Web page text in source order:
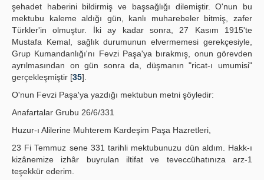
şehadet haberini bildirmiş ve başsağlığı dilemiştir. O'nun bu
mektubu kaleme aldığı gün, kanlı muharebeler bitmiş, zafer
Türkler'in olmuştur. İki ay kadar sonra, 27 Kasım 1915'te
Mustafa Kemal, sağlık durumunun elvermemesi gerekçesiyle,
Grup Kumandanlığı'nı Fevzi Paşa'ya bırakmış, onun görevden
ayrılmasından on gün sonra da, düşmanın "ricat-ı umumisi"
gerçekleşmiştir [35].
O'nun Fevzi Paşa'ya yazdığı mektubun metni şöyledir:
Anafartalar Grubu 26/6/331
Huzur-ı Alilerine Muhterem Kardeşim Paşa Hazretleri,
23 Fi Temmuz sene 331 tarihli mektubunuzu dün aldım. Hakk-ı
kizânemize izhâr buyrulan iltifat ve teveccühatınıza arz-1
teşekkür ederim.